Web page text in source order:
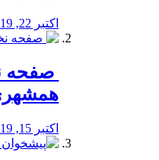
اکتبر 22, 2019
صفحه
اکتبر 15, 2019